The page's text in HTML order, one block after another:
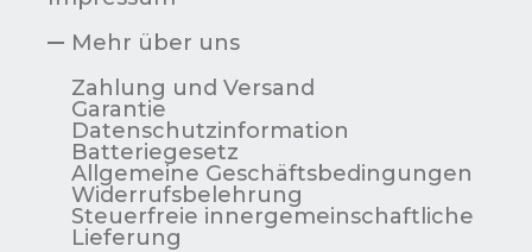
Mehr über uns
Zahlung und Versand
Garantie
Datenschutzinformation
Batteriegesetz
Allgemeine Geschäftsbedingungen
Widerrufsbelehrung
Steuerfreie innergemeinschaftliche
Lieferung